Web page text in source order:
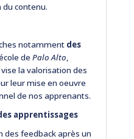
contenu.
notamment des
de Palo Alto,
la valorisation des
leur mise en oeuvre
de nos apprenants.
apprentissages
feedback après un